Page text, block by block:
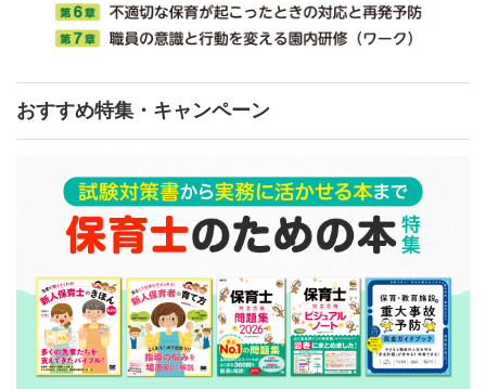
おすすめ特集・キャンペーン